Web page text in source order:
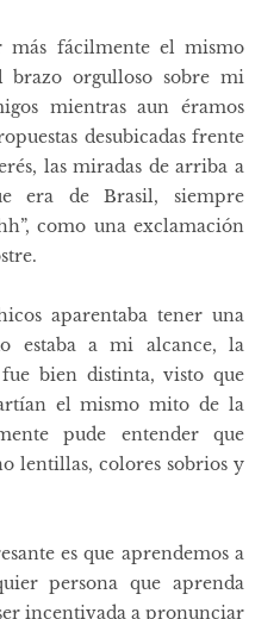
más fácilmente el mismo
orgulloso sobre mi
mientras aun éramos
desubicadas frente
las miradas de arriba a
era de Brasil, siempre
como una exclamación
aparentaba tener una
estaba a mi alcance, la
bien distinta, visto que
el mismo mito de la
pude entender que
lentillas, colores sobrios y
es que aprendemos a
persona que aprenda
incentivada a pronunciar